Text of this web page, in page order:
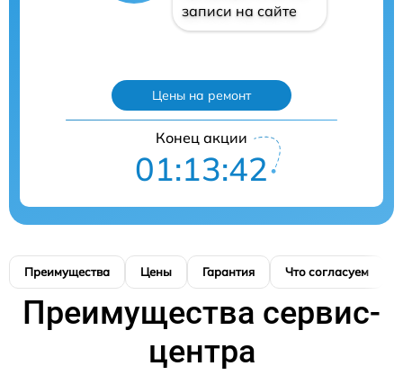
записи на сайте
Цены на ремонт
Конец акции
01:13:41
Преимущества Цены Гарантия Что согласуем
Преимущества сервис-
центра